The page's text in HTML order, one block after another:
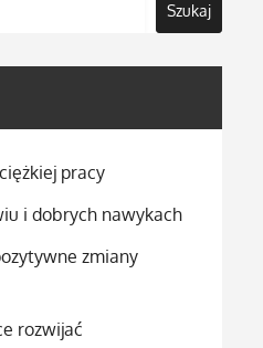
Szukaj
pracy
i dobrych nawykach
zmiany
rozwijać